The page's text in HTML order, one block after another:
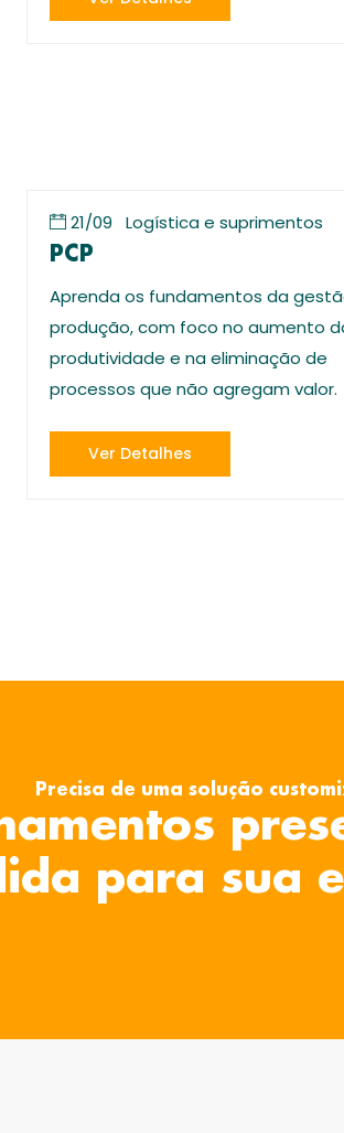
21/09 Logística e suprimentos
PCP
Aprenda os fundamentos da
produção, com foco no aumento
produtividade e na eliminação de
processos que não agregam valor.
Ver Detalhes
Precisa de uma solução
para sua